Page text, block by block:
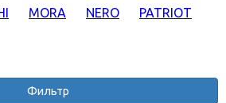
MORA NERO PATRIOT
Фильтр